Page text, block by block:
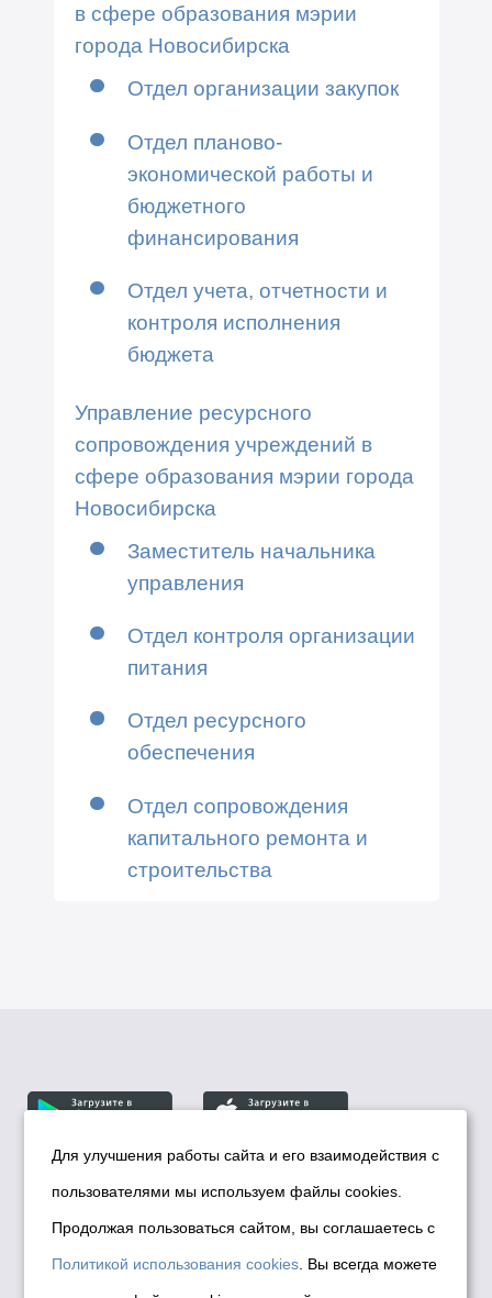
в сфере образования мэрии
города Новосибирска
Отдел организации закупок
Отдел планово-
экономической работы и
бюджетного
финансирования
Отдел учета, отчетности и
контроля исполнения
бюджета
Управление ресурсного
сопровождения учреждений в
сфере образования мэрии города
Новосибирска
Заместитель начальника
управления
Отдел контроля организации
питания
Отдел ресурсного
обеспечения
Отдел сопровождения
капитального ремонта и
строительства
© Департамент информационной политики мэрии
города Новосибирска, 2026
Политика использования Cookies
Политика по обработке персональных
Для улучшения работы сайта и его взаимодействия с
пользователями мы используем файлы cookies.
Продолжая пользоваться сайтом, вы соглашаетесь с
Политикой использования cookies . Вы всегда можете